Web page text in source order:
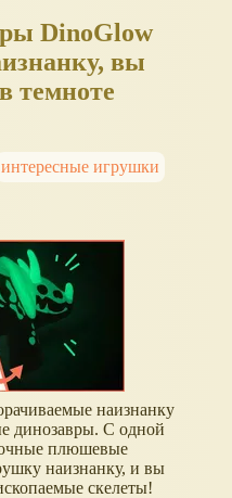
DinoGlow
вы
темноте
интересные игрушки
наизнанку
динозавры. С одной
плюшевые
наизнанку, и вы
скелеты!